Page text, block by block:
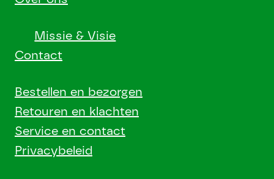
Missie & Visie
Contact
Bestellen en bezorgen
Retouren en klachten
Service en contact
Privacybeleid